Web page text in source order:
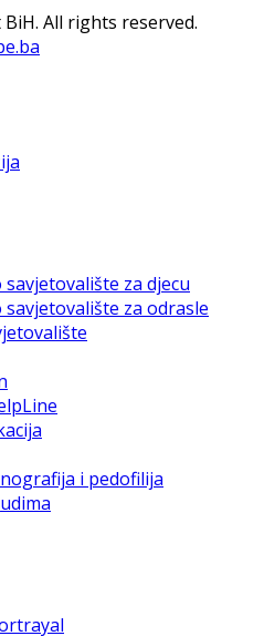
All rights reserved.
za djecu
savjetovalište za odrasle
i pedofilija